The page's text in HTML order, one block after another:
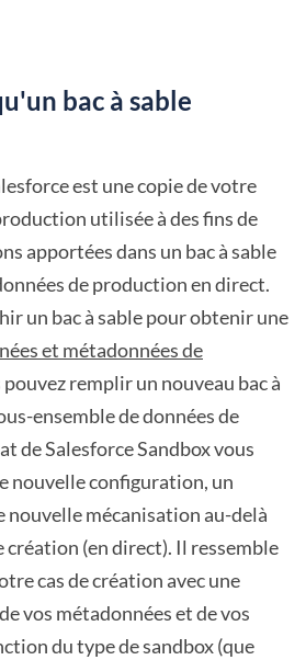
bac à sable
est une copie de votre
utilisée à des fins de
apportées dans un bac à sable
de production en direct.
un bac à sable pour obtenir une
et métadonnées de
pouvez remplir un nouveau bac à
ensemble de données de
de Salesforce Sandbox vous
nouvelle configuration, un
nouvelle mécanisation au-delà
création (en direct). Il ressemble
cas de création avec une
vos métadonnées et de vos
du type de sandbox (que